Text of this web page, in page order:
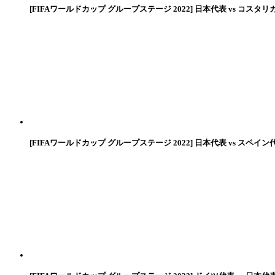
[FIFAワールドカップ グループステージ 2022] 日本代表 vs コスタリ
[FIFAワールドカップ グループステージ 2022] 日本代表 vs スペイン